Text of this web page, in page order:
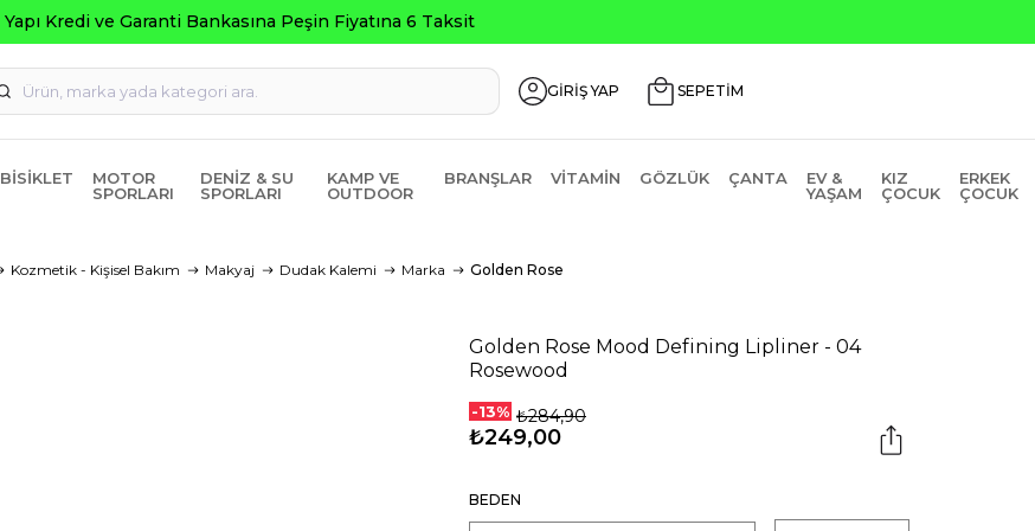
Yapı Kredi ve Garanti Bankasına Peşin Fiyatına 6 Taksit
GİRİŞ YAP SEPETİM
BISIKLET
MOTOR
SPORLARI
DENIZ & SU
SPORLARI
KAMP VE
OUTDOOR
BRANŞLAR VITAMIN GÖZLÜK ÇANTA
EV &
YAŞAM
KIZ
ÇOCUK
ERKEK
ÇOCUK
Kozmetik - Kişisel Bakım Makyaj Dudak Kalemi Marka Golden Rose
Golden Rose Mood Defining Lipliner - 04
Rosewood
-13% ₺284,90
₺249,00
BEDEN